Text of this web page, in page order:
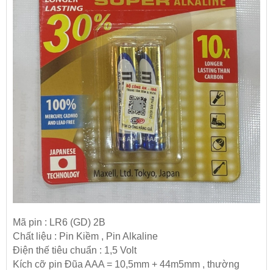
Mã pin : LR6 (GD) 2B
Chất liệu : Pin Kiềm , Pin Alkaline
Điện thế tiêu chuẩn : 1,5 Volt
Kích cỡ pin Đũa AAA = 10,5mm + 44m5mm , thường